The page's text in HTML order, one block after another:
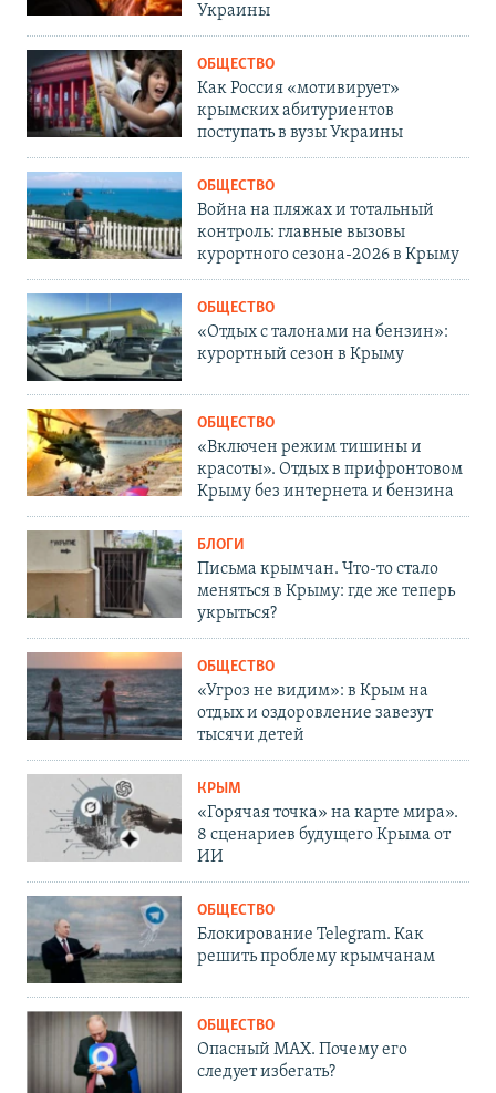
Украины
ОБЩЕСТВО
Как Россия «мотивирует»
крымских абитуриентов
поступать в вузы Украины
ОБЩЕСТВО
Война на пляжах и тотальный
контроль: главные вызовы
курортного сезона-2026 в Крыму
ОБЩЕСТВО
«Отдых с талонами на бензин»:
курортный сезон в Крыму
ОБЩЕСТВО
«Включен режим тишины и
красоты». Отдых в прифронтовом
Крыму без интернета и бензина
БЛОГИ
Письма крымчан. Что-то стало
меняться в Крыму: где же теперь
укрыться?
ОБЩЕСТВО
«Угроз не видим»: в Крым на
отдых и оздоровление завезут
тысячи детей
КРЫМ
«Горячая точка» на карте мира».
8 сценариев будущего Крыма от
ИИ
ОБЩЕСТВО
Блокирование Telegram. Как
решить проблему крымчанам
ОБЩЕСТВО
Опасный MAX. Почему его
следует избегать?